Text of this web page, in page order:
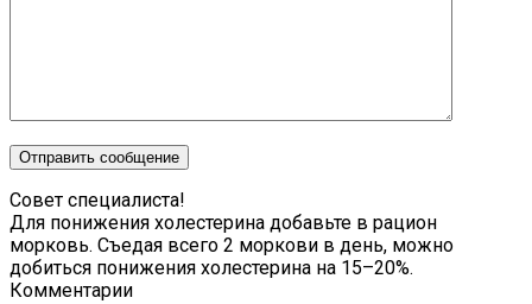
Совет специалиста!
Для понижения холестерина добавьте в рацион
морковь. Съедая всего 2 моркови в день, можно
добиться понижения холестерина на 15–20%.
Комментарии